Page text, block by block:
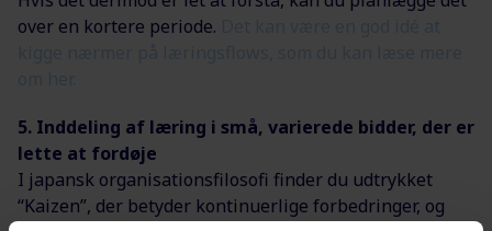
over en kortere periode.
5. Inddeling af læring i små, varierede bidder, der er
lette at fordøje
I japansk organisationsfilosofi finder du udtrykket
“Kaizen”, der betyder kontinuerlige forbedringer, og